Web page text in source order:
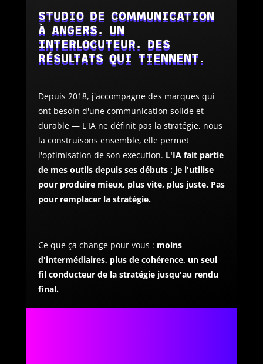
STUDIO DE COMMUNICATION
À ANGERS. UN
INTERLOCUTEUR. DES
RÉSULTATS QUI TIENNENT.
Depuis 2018, j'accompagne des marques qui
ont besoin d'une communication solide et
durable — L'IA ne définit pas la stratégie, nous
la construisons ensemble, elle permet
l'optimisation de son execution. L'IA fait partie
de mes outils depuis ses débuts : je l'utilise
pour produire mieux, plus vite, plus juste. Pas
pour remplacer la stratégie.
Ce que ça change pour vous : moins
d'intermédiaires, plus de cohérence, un seul
fil conducteur de la stratégie jusqu'au rendu
final.